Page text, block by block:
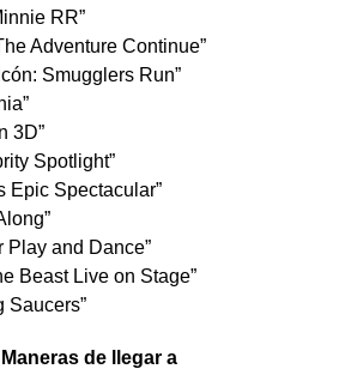
RR”
Adventure Continue”
Smugglers Run”
3D”
Spotlight”
Epic Spectacular”
Play and Dance”
Beast Live on Stage”
Saucers”
Maneras de llegar a